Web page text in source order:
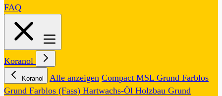
FAQ
Koranol
Koranol Alle anzeigen Compact MSL Grund Farblos
Grund Farblos (Fass) Hartwachs-Öl Holzbau Grund